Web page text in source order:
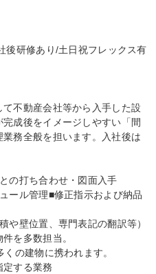
後研修あり/土日祝フレックス有
不動産会社等から入手した設
成後をイメージしやすい「間
務全般を担います。入社後は
の打ち合わせ・図面入手
ール管理■修正指示および納品
や壁位置、専門表記の翻訳等）
を多数担当。
の建物に携われます。
定する業務